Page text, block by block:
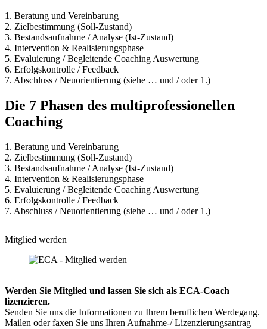
1. Beratung und Vereinbarung
2. Zielbestimmung (Soll-Zustand)
3. Bestandsaufnahme / Analyse (Ist-Zustand)
4. Intervention & Realisierungsphase
5. Evaluierung / Begleitende Coaching Auswertung
6. Erfolgskontrolle / Feedback
7. Abschluss / Neuorientierung (siehe … und / oder 1.)
Die 7 Phasen des multiprofessionellen
Coaching
1. Beratung und Vereinbarung
2. Zielbestimmung (Soll-Zustand)
3. Bestandsaufnahme / Analyse (Ist-Zustand)
4. Intervention & Realisierungsphase
5. Evaluierung / Begleitende Coaching Auswertung
6. Erfolgskontrolle / Feedback
7. Abschluss / Neuorientierung (siehe … und / oder 1.)
Mitglied werden
Werden Sie Mitglied und lassen Sie sich als ECA-Coach
lizenzieren.
Senden Sie uns die Informationen zu Ihrem beruflichen Werdegang.
Mailen oder faxen Sie uns Ihren Aufnahme-/ Lizenzierungsantrag